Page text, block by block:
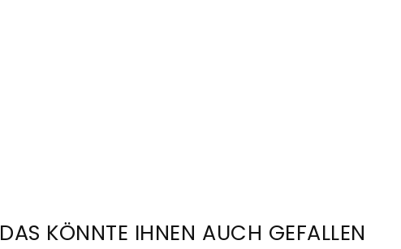
DAS KÖNNTE IHNEN AUCH GEFALLEN